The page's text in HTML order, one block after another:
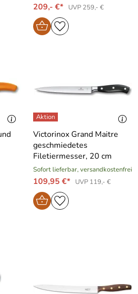
209,- €* UVP 259,- €
Victorinox Grand Maitre
geschmiedetes
Filetiermesser, 20 cm
Sofort lieferbar, versandkostenfrei
109,95 €* UVP 119,- €